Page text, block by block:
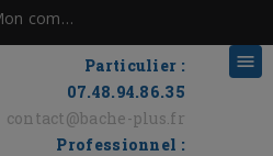
Mon compte
Particulier :
07.48.94.86.35
contact@bache-plus.fr
Professionnel :
